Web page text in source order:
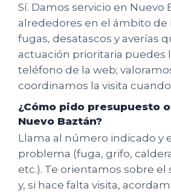
Sí. Damos servicio en Nuevo
alrededores en el ámbito de
fugas, desatascos y averías
actuación prioritaria puedes
teléfono de la web;
coordinamos la visita
¿Cómo pido presupuesto
Nuevo Baztán?
Llama al número indicado y
problema (fuga, grifo,
etc.). Te orientamos sobre el
y, si hace falta visita,